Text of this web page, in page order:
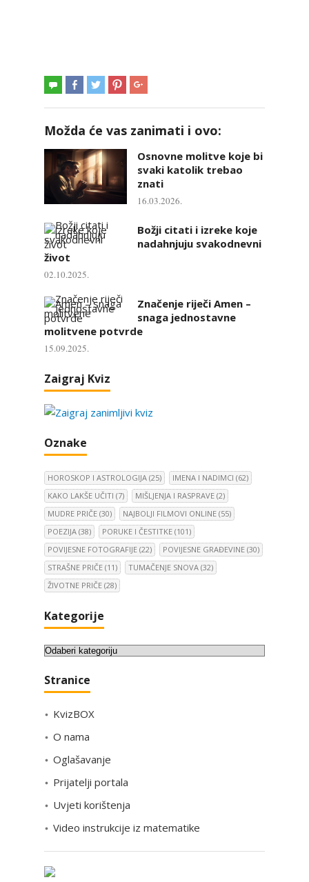
Možda će vas zanimati i ovo:
Osnovne molitve koje bi
svaki katolik trebao
znati
16.03.2026.
Božji citati i izreke koje
nadahnjuju svakodnevni
život
02.10.2025.
Značenje riječi Amen –
snaga jednostavne
molitvene potvrde
15.09.2025.
Zaigraj Kviz
Oznake
HOROSKOP I ASTROLOGIJA (25) IMENA I NADIMCI (62)
KAKO LAKŠE UČITI (7) MIŠLJENJA I RASPRAVE (2)
MUDRE PRIČE (30) NAJBOLJI FILMOVI ONLINE (55)
POEZIJA (38) PORUKE I ČESTITKE (101)
POVIJESNE FOTOGRAFIJE (22) POVIJESNE GRAĐEVINE (30)
STRAŠNE PRIČE (11) TUMAČENJE SNOVA (32)
ŽIVOTNE PRIČE (28)
Kategorije
K
t
g
i
j
Stranice
KvizBOX
O nama
Oglašavanje
Prijatelji portala
Uvjeti korištenja
Video instrukcije iz matematike